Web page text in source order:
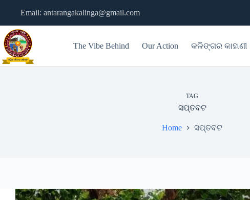
Email: antarangakalinga@gmail.com
The Vibe Behind Our Action କଳିଙ୍ଗର କାହାଣୀ
TAG
ସପ୍ତବଟ
Home ସପ୍ତବଟ